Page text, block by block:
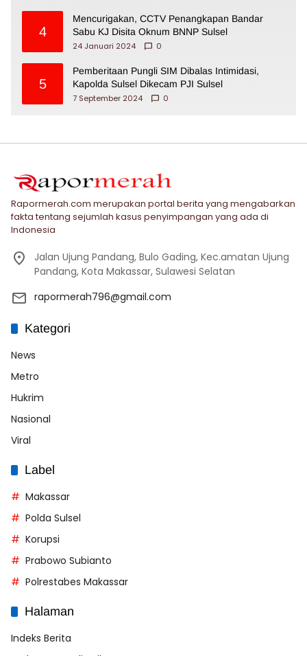
4
Mencurigakan, CCTV Penangkapan Bandar
Sabu KJ Disita Oknum BNNP Sulsel
24 Januari 2024
0
5
Pemberitaan Pungli SIM Dibalas Intimidasi,
Kapolda Sulsel Dikecam PJI Sulsel
7 September 2024
0
Rapormerah.com merupakan portal berita yang mengabarkan
fakta tentang sejumlah kasus penyimpangan yang ada di
Indonesia
Jalan Ujung Pandang, Bulo Gading, Kec.amatan Ujung
Pandang, Kota Makassar, Sulawesi Selatan
rapormerah796@gmail.com
Kategori
News
Metro
Hukrim
Nasional
Viral
Label
Makassar
Polda Sulsel
Korupsi
Prabowo Subianto
Polrestabes Makassar
Halaman
Indeks Berita